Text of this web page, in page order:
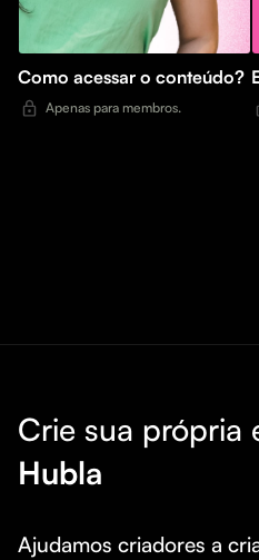
Como acessar o conteúdo?
Apenas para membros.
Crie sua própria
Hubla
Ajudamos criadores a